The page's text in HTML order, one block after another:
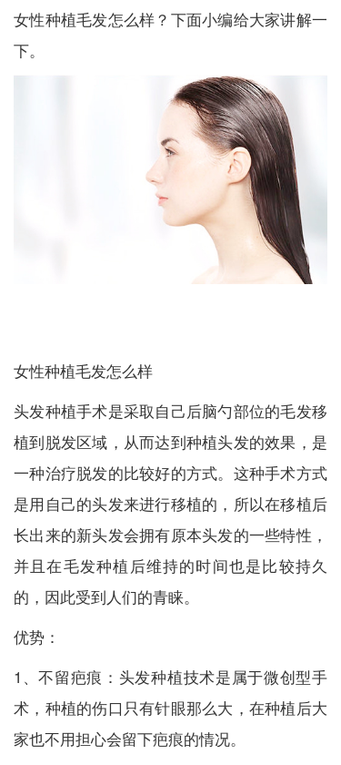
女性种植毛发怎么样？下面小编给大家讲解一
下。
女性种植毛发怎么样
头发种植手术是采取自己后脑勺部位的毛发移
植到脱发区域，从而达到种植头发的效果，是
一种治疗脱发的比较好的方式。这种手术方式
是用自己的头发来进行移植的，所以在移植后
长出来的新头发会拥有原本头发的一些特性，
并且在毛发种植后维持的时间也是比较持久
的，因此受到人们的青睐。
优势：
1、不留疤痕：头发种植技术是属于微创型手
术，种植的伤口只有针眼那么大，在种植后大
家也不用担心会留下疤痕的情况。